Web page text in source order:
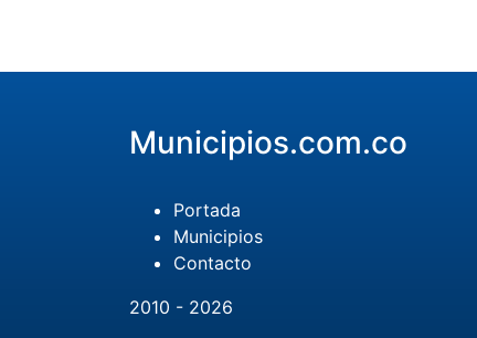
Municipios.com.co
Portada
Municipios
Contacto
2010 - 2026